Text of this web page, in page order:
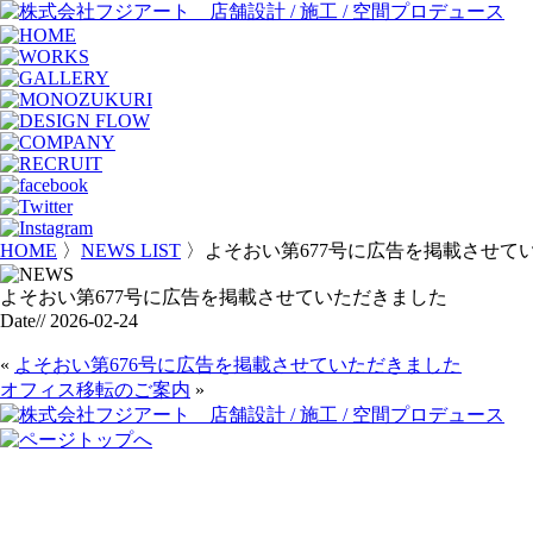
HOME 〉 NEWS LIST 〉よそおい第677号に広告を掲載させて
よそおい第677号に広告を掲載させていただきました
Date// 2026-02-24
« よそおい第676号に広告を掲載させていただきました
オフィス移転のご案内 »